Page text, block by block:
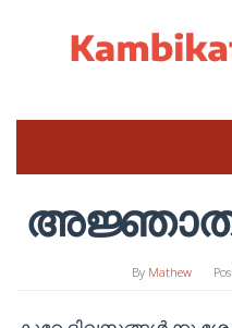
By Mathew